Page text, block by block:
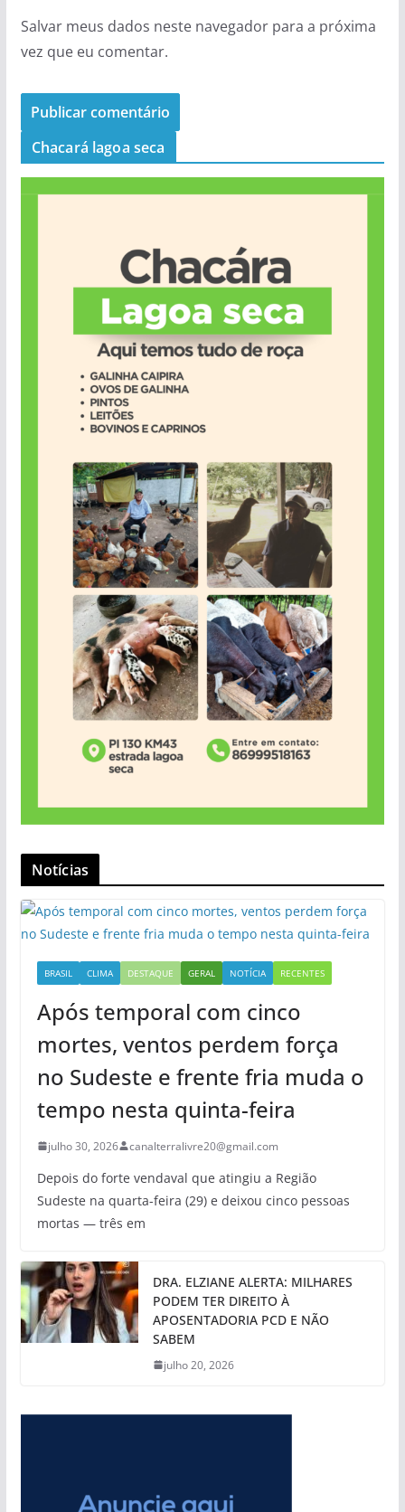
Salvar meus dados neste navegador para a próxima
vez que eu comentar.
Chacará lagoa seca
Notícias
BRASIL CLIMA DESTAQUE GERAL NOTÍCIA RECENTES
Após temporal com cinco
mortes, ventos perdem força
no Sudeste e frente fria muda o
tempo nesta quinta-feira
julho 30, 2026 canalterralivre20@gmail.com
Depois do forte vendaval que atingiu a Região
Sudeste na quarta-feira (29) e deixou cinco pessoas
mortas — três em
DRA. ELZIANE ALERTA: MILHARES
PODEM TER DIREITO À
APOSENTADORIA PCD E NÃO
SABEM
julho 20, 2026